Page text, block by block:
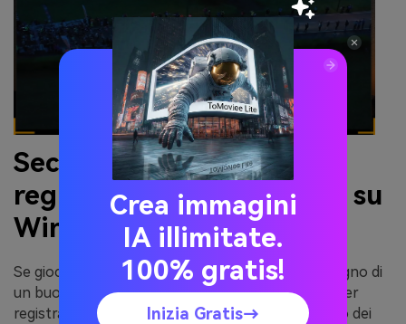
Seconda parte. Come
registrare un gioco gratis su
Windows 10
Se giochi ai videogiochi sul tuo computer, hai bisogno di
un buon software di acquisizione dello schermo per
registrare i movimenti frenetici dei tuoi giochi. Uno dei
Crea immagini
IA illimitate.
100% gratis!
Inizia Gratis→